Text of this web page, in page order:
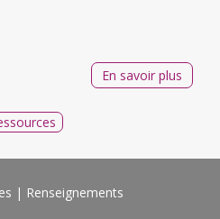
En savoir plus
Renseignements